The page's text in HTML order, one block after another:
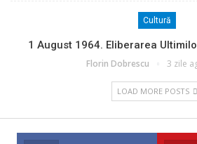
Cultură
1 August 1964. Eliberarea
Florin Dobrescu 3 zile
LOAD MORE POSTS